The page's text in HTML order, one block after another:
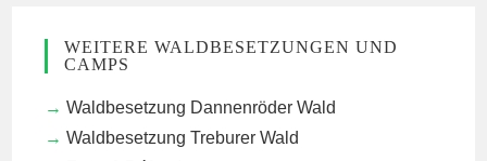
WEITERE WALDBESETZUNGEN UND
CAMPS
Waldbesetzung Dannenröder Wald
Waldbesetzung Treburer Wald